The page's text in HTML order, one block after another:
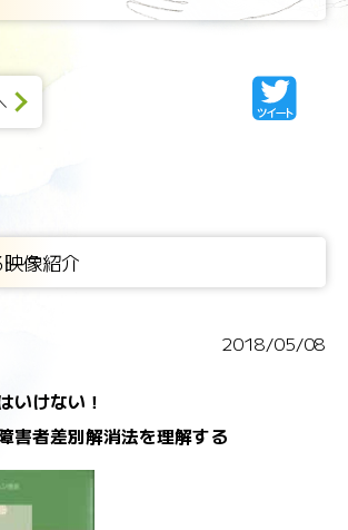
像紹介
2018/05/08
いけない！
者差別解消法を理解する